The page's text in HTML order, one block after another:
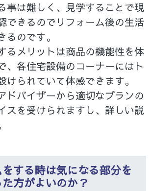
事は難しく、見学することで現
できるのでリフォーム後の生活
るのです。
るメリットは商品の機能性を体
、各住宅設備のコーナーにはト
けられていて体感できます。
ドバイザーから適切なプランの
スを受けられますし、詳しい説
をする時は気になる部分を
方がよいのか？